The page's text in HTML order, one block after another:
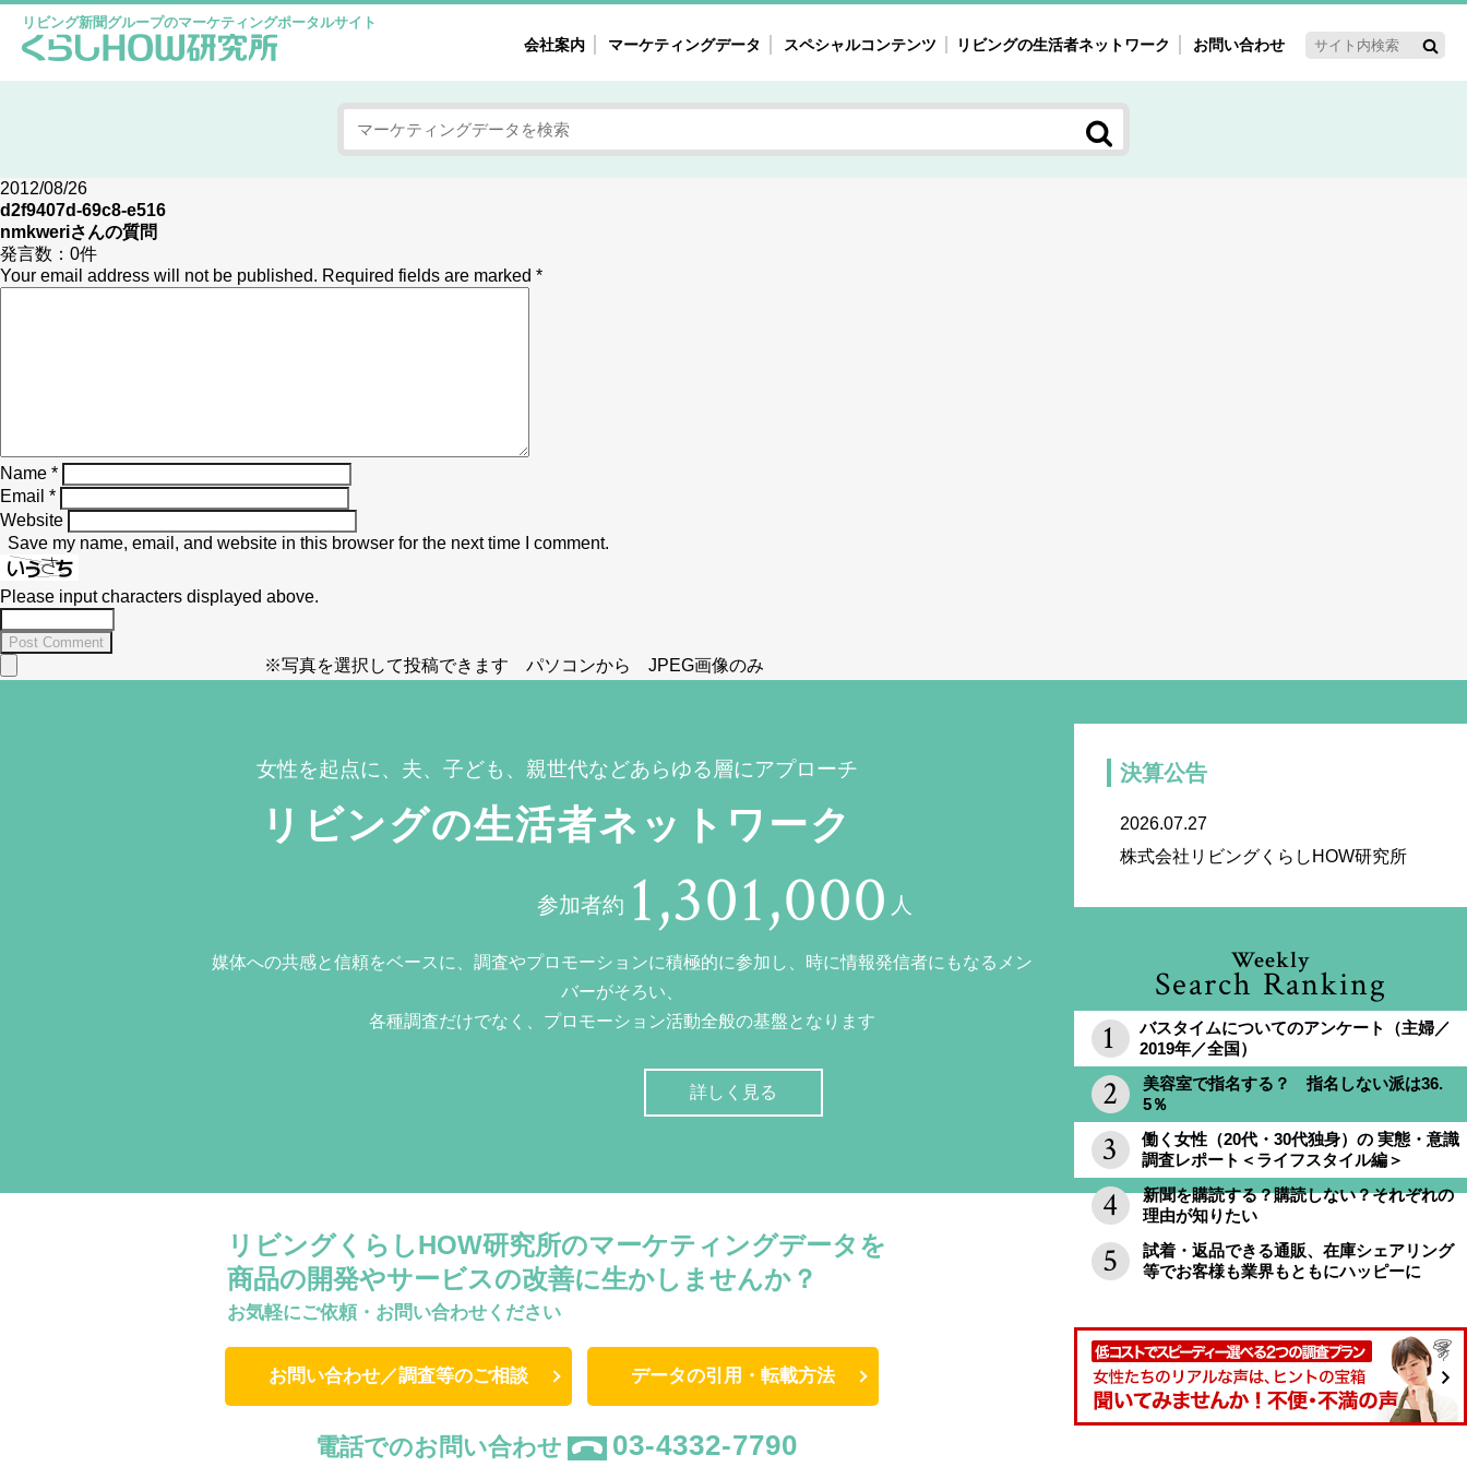
リビング新聞グループのマーケティングポータルサイト
会社案内 マーケティングデータ スペシャルコンテンツ
女性の気持ちと消費がリアルに見える
自主調査レポート
注目ターゲット・重点テーマ
40'ｓ～60'ｓマーケット研究室
リビングの生活者ネットワーク お問い合わせ
2012/08/26
d2f9407d-69c8-e516
nmkweriさんの質問
発言数： 0件
Your email address will not be published. Required fields are marked *
Name *
Email *
Website
Save my name, email, and website in this browser for the next time I comment.
Please input characters displayed above.
※写真を選択して投稿できます パソコンから JPEG画像のみ
決算公告
2026.07.27
株式会社リビングくらしHOW研究所
Weekly
Search Ranking
バスタイムについてのアンケート（主婦／
2019年／全国）
美容室で指名する？ 指名しない派は36.
5％
働く女性（20代・30代独身）の 実態・意識
調査レポート＜ライフスタイル編＞
新聞を購読する？購読しない？それぞれの
理由が知りたい
試着・返品できる通販、在庫シェアリング
等でお客様も業界もともにハッピーに
女性を起点に、夫、子ども、親世代などあらゆる層にアプローチ
リビングの生活者ネットワーク
参加者約 1,301,000 人
媒体への共感と信頼をベースに、調査やプロモーションに積極的に参加し、時に情報発信者にもなるメン
バーがそろい、
各種調査だけでなく、プロモーション活動全般の基盤となります
詳しく見る
リビングくらしHOW研究所のマーケティングデータを
商品の開発やサービスの改善に生かしませんか？
お気軽にご依頼・お問い合わせください
お問い合わせ／調査等のご相談 データの引用・転載方法
電話でのお問い合わせ 03-4332-7790